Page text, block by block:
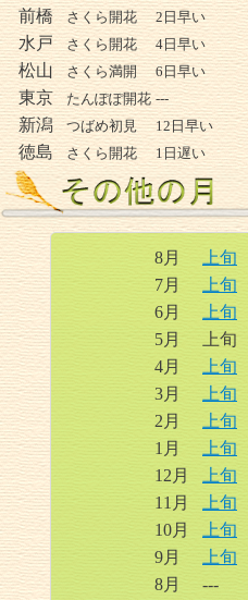
前橋 さくら開花 2日早い
水戸 さくら開花 4日早い
松山 さくら満開 6日早い
東京 たんぽぽ開花 ---
新潟 つばめ初見 12日早い
徳島 さくら開花 1日遅い
8月
上旬
7月
上旬
6月
上旬
5月
上旬
4月
上旬
3月
上旬
2月
上旬
1月
上旬
12月
上旬
11月
上旬
10月
上旬
9月
上旬
8月
---